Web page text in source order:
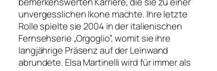
unvergesslichen Ikone machte. Ihre letzte
Rolle spielte sie 2004 in der italienischen
Fernsehserie „Orgoglio”, womit sie ihre
langjährige Präsenz auf der Leinwand
abrundete. Elsa Martinelli wird für immer als